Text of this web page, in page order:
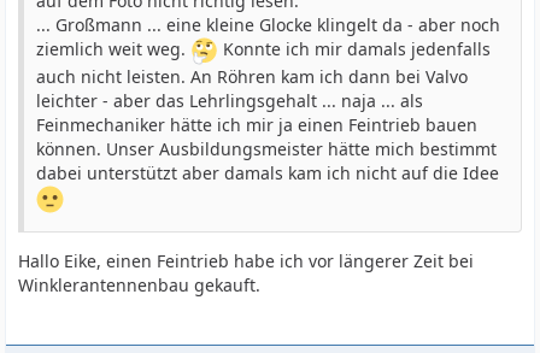
... Großmann ... eine kleine Glocke klingelt da - aber noch
ziemlich weit weg.
Konnte ich mir damals jedenfalls
auch nicht leisten. An Röhren kam ich dann bei Valvo
leichter - aber das Lehrlingsgehalt ... naja ... als
Feinmechaniker hätte ich mir ja einen Feintrieb bauen
können. Unser Ausbildungsmeister hätte mich bestimmt
dabei unterstützt aber damals kam ich nicht auf die Idee
Hallo Eike, einen Feintrieb habe ich vor längerer Zeit bei
Winklerantennenbau gekauft.